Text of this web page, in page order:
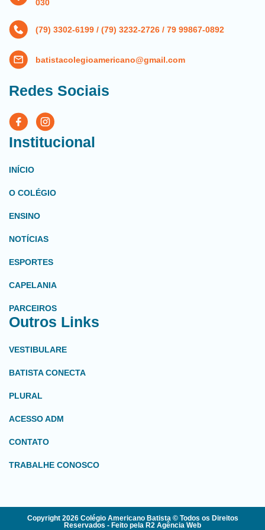
030
(79) 3302-6199 / (79) 3232-2726 / 79 99867-0892
batistacolegioamericano@gmail.com
Redes Sociais
Institucional
INÍCIO
O COLÉGIO
ENSINO
NOTÍCIAS
ESPORTES
CAPELANIA
PARCEIROS
Outros Links
VESTIBULARE
BATISTA CONECTA
PLURAL
ACESSO ADM
CONTATO
TRABALHE CONOSCO
Copyright 2026 Colégio Americano Batista © Todos os Direitos
Reservados - Feito pela R2 Agência Web